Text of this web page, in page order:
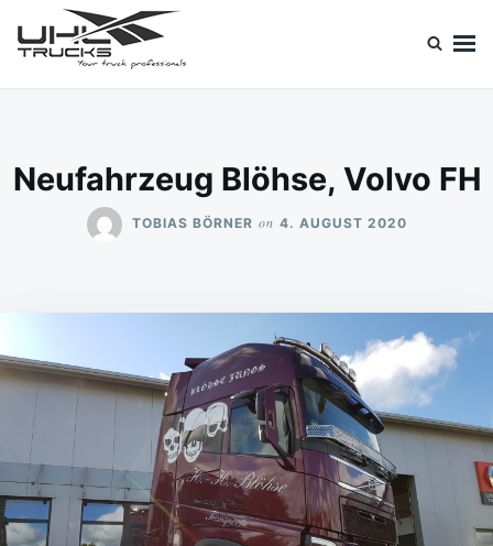
Search
for:
Neufahrzeug Blöhse, Volvo FH
TOBIAS BÖRNER on 4. AUGUST 2020